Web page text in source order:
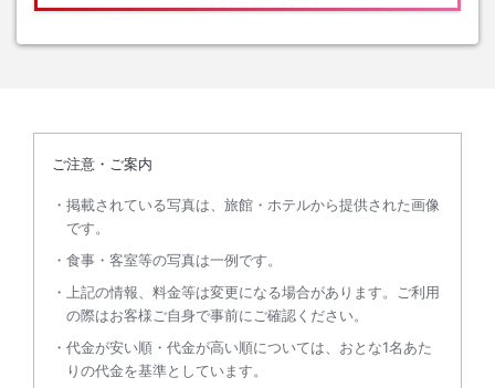
ご注意・ご案内
掲載されている写真は、旅館・ホテルから提供された画像
です。
食事・客室等の写真は一例です。
上記の情報、料金等は変更になる場合があります。ご利用
の際はお客様ご自身で事前にご確認ください。
代金が安い順・代金が高い順については、おとな1名あた
りの代金を基準としています。